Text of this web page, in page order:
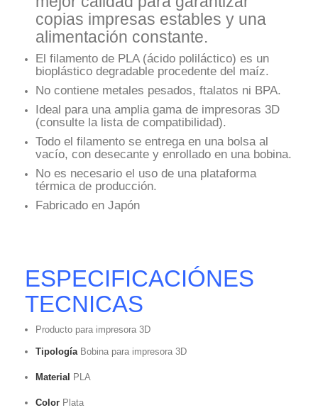
copias impresas estables y una
alimentación constante.
El filamento de PLA (ácido poliláctico) es un
bioplástico degradable procedente del maíz.
No contiene metales pesados, ftalatos ni BPA.
Ideal para una amplia gama de impresoras 3D
(consulte la lista de compatibilidad).
Todo el filamento se entrega en una bolsa al
vacío, con desecante y enrollado en una bobina.
No es necesario el uso de una plataforma
térmica de producción.
Fabricado en Japón
ESPECIFICACIÓNES
TECNICAS
Producto para impresora 3D
Tipología Bobina para impresora 3D
Material PLA
Color Plata